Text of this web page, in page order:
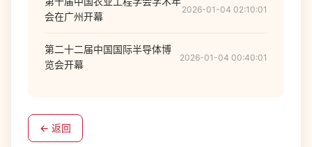
会在广州开幕
2026-01-04 02:10:01
第二十二届中国国际半导体博
览会开幕
2026-01-04 00:40:01
← 返回